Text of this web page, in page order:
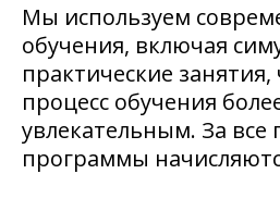
Мы используем
обучения, включая
практические занятия,
процесс обучения
увлекательным. За
программы